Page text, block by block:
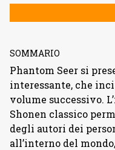
SOMMARIO
Phantom Seer si
interessante, che
volume successivo.
Shonen classico
degli autori dei
all’interno del